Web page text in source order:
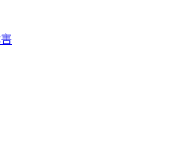
腎臓病 頭
病) 顔面神経